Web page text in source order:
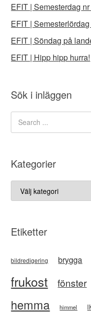
EFIT | Semesterdag
EFIT |
EFIT | Söndag på
EFIT | Hipp hipp hurra!
Sök i inläggen
Kategorier
Kategorier
Etiketter
bildredigering brygga
frukost fönster
hemma himmel